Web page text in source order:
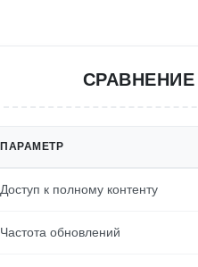
СРАВНЕНИЕ
ПАРАМЕТР
Доступ к полному контенту
Частота обновлений